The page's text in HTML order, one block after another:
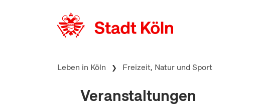
Leben in Köln Freizeit, Natur und Sport
Veranstaltungen